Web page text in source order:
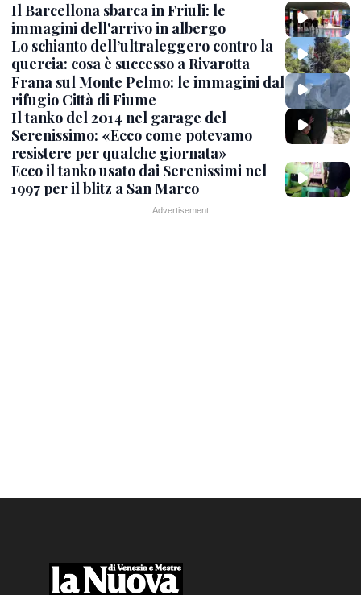
Il Barcellona sbarca in Friuli: le
immagini dell'arrivo in albergo
Lo schianto dell’ultraleggero contro la
quercia: cosa è successo a Rivarotta
Frana sul Monte Pelmo: le immagini dal
rifugio Città di Fiume
Il tanko del 2014 nel garage del
Serenissimo: «Ecco come potevamo
resistere per qualche giornata»
Ecco il tanko usato dai Serenissimi nel
1997 per il blitz a San Marco